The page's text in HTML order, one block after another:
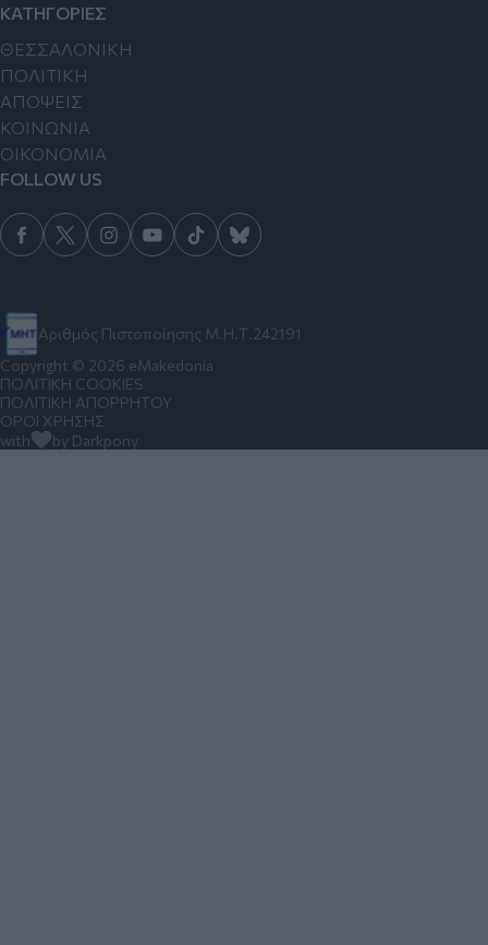
Αριθμός Πιστοποίησης Μ.Η.Τ.242191
ΚΑΤΗΓΟΡΙΕΣ
ΘΕΣΣΑΛΟΝΙΚΗ
ΠΟΛΙΤΙΚΗ
ΑΠΟΨΕΙΣ
ΚΟΙΝΩΝΙΑ
ΟΙΚΟΝΟΜΙΑ
FOLLOW US
Copyright © 2026 eMakedonia
ΠΟΛΙΤΙΚΗ COOKIES
ΠΟΛΙΤΙΚΗ ΑΠΟΡΡΗΤΟΥ
ΟΡΟΙ ΧΡΗΣΗΣ
with
by Darkpony